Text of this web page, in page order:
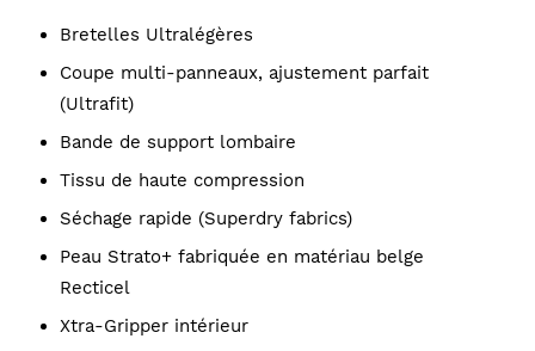
Bretelles Ultralégères
Coupe multi-panneaux, ajustement parfait
(Ultrafit)
Bande de support lombaire
Tissu de haute compression
Séchage rapide (Superdry fabrics)
Peau Strato+ fabriquée en matériau belge
Recticel
Xtra-Gripper intérieur